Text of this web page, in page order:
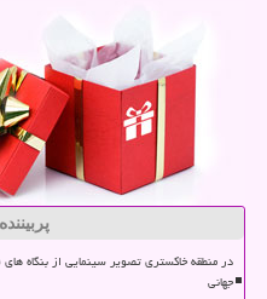
در منطقه خاکستری تصویر سینمایی از بنگاه
جهانی